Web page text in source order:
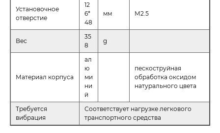
Установочное
отверстие
12
6*
48
мм М2.5
Вес
35
8
g
Материал корпуса
ал
ю
ми
ни
й
пескоструйная
обработка оксидом
натурального цвета
Требуется
вибрация
Соответствует нагрузке легкового
транспортного средства